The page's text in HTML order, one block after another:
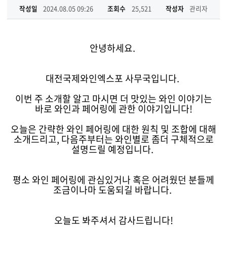
작성일 2024.08.05 09:26 조회수 25,521 작성자 관리자
안녕하세요.
대전국제와인엑스포 사무국입니다.
이번 주 소개할 알고 마시면 더 맛있는 와인 이야기는
바로 와인과 페어링에 관한 이야기입니다!
오늘은 간략한 와인 페어링에 대한 원칙 및 조합에 대해
소개드리고, 다음주부터는 와인별로 좀더 구체적으로
설명드릴 예정입니다.
평소 와인 페어링에 관심있거나 혹은 어려웠던 분들께
조금이나마 도움되길 바랍니다.
오늘도 봐주셔서 감사드립니다!